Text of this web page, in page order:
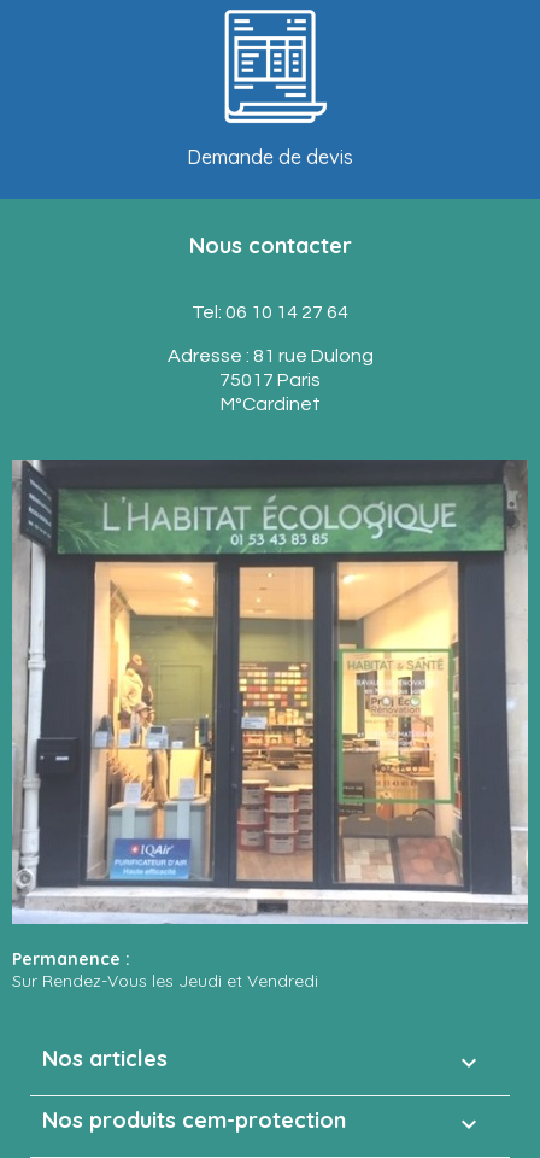
Demande de devis
Nous contacter
Tel: 06 10 14 27 64
Adresse : 81 rue Dulong
75017 Paris
M°Cardinet
Permanence :
Sur Rendez-Vous les Jeudi et Vendredi
Nos articles 
Nos produits cem-protection 